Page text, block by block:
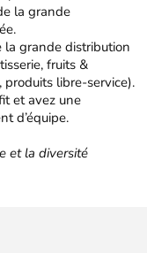
la grande
la grande distribution
fruits &
produits libre-service).
et avez une
d’équipe.
et la diversité